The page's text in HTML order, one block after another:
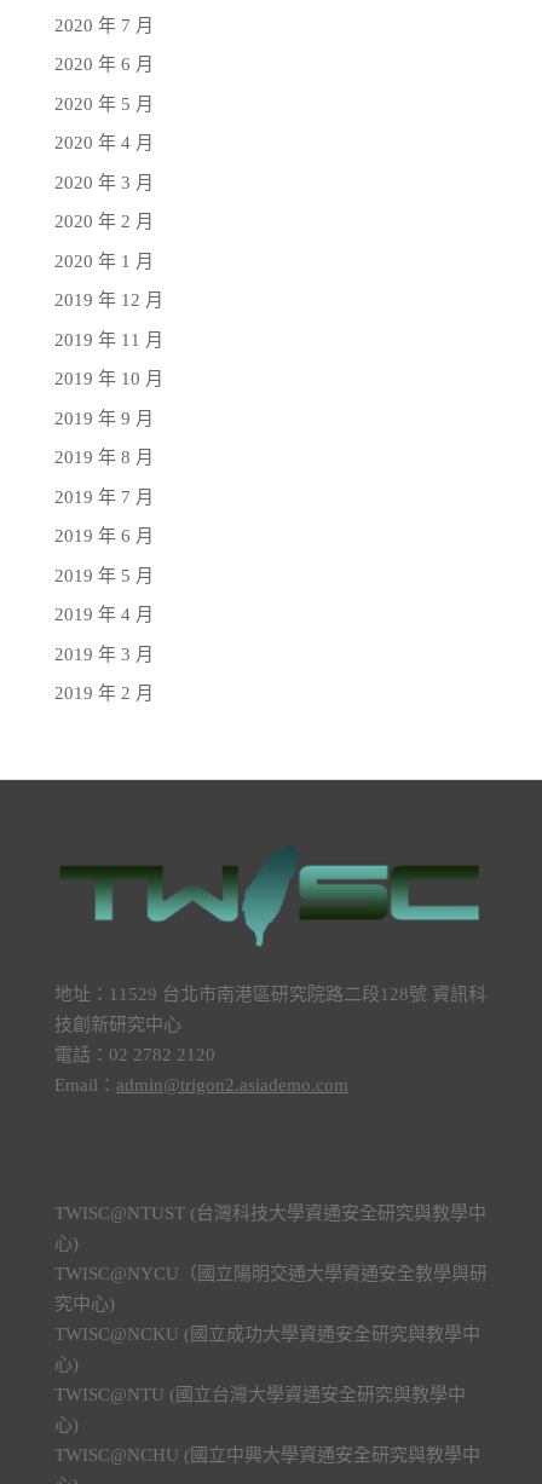
2020 年 7 月
2020 年 6 月
2020 年 5 月
2020 年 4 月
2020 年 3 月
2020 年 2 月
2020 年 1 月
2019 年 12 月
2019 年 11 月
2019 年 10 月
2019 年 9 月
2019 年 8 月
2019 年 7 月
2019 年 6 月
2019 年 5 月
2019 年 4 月
2019 年 3 月
2019 年 2 月
地址：11529 台北市南港區研究院路二段128號 資訊科
技創新研究中心
電話：02 2782 2120
Email： admin@trigon2.asiademo.com
TWISC@NTUST (台灣科技大學資通安全研究與教學中
心)
TWISC@NYCU（國立陽明交通大學資通安全教學與研
究中心)
TWISC@NCKU (國立成功大學資通安全研究與教學中
心)
TWISC@NTU (國立台灣大學資通安全研究與教學中
心)
TWISC@NCHU (國立中興大學資通安全研究與教學中